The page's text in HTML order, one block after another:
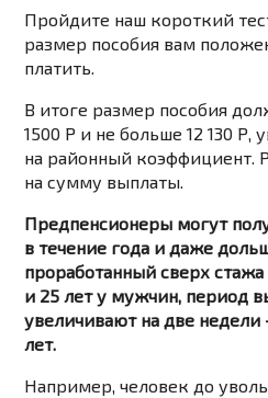
Пройдите наш короткий
размер пособия вам
платить.
В итоге размер пособия
1500 Р и не больше 12 130 Р,
на районный коэффициент.
на сумму выплаты.
Предпенсионеры могут
в течение года и даже
проработанный сверх
и 25 лет у мужчин, период
увеличивают на две
лет.
Например, человек до